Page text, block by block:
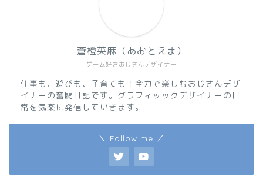
ゲーム好きおじさんデザイナー
蒼橙英麻（あおとえま）
仕事も、遊びも、子育ても！全力で楽しむおじさんデザ
イナーの奮闘日記です。グラフィッックデザイナーの日
常を気楽に発信していきます。
＼ Follow me ／